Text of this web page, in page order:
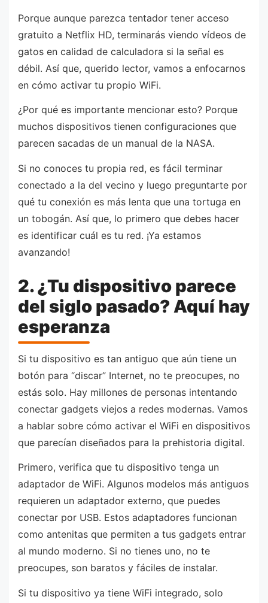
Porque aunque parezca tentador tener acceso
gratuito a Netflix HD, terminarás viendo vídeos de
gatos en calidad de calculadora si la señal es
débil. Así que, querido lector, vamos a enfocarnos
en cómo activar tu propio WiFi.
¿Por qué es importante mencionar esto? Porque
muchos dispositivos tienen configuraciones que
parecen sacadas de un manual de la NASA.
Si no conoces tu propia red, es fácil terminar
conectado a la del vecino y luego preguntarte por
qué tu conexión es más lenta que una tortuga en
un tobogán. Así que, lo primero que debes hacer
es identificar cuál es tu red. ¡Ya estamos
avanzando!
2. ¿Tu dispositivo parece
del siglo pasado? Aquí hay
esperanza
Si tu dispositivo es tan antiguo que aún tiene un
botón para “discar” Internet, no te preocupes, no
estás solo. Hay millones de personas intentando
conectar gadgets viejos a redes modernas. Vamos
a hablar sobre cómo activar el WiFi en dispositivos
que parecían diseñados para la prehistoria digital.
Primero, verifica que tu dispositivo tenga un
adaptador de WiFi. Algunos modelos más antiguos
requieren un adaptador externo, que puedes
conectar por USB. Estos adaptadores funcionan
como antenitas que permiten a tus gadgets entrar
al mundo moderno. Si no tienes uno, no te
preocupes, son baratos y fáciles de instalar.
Si tu dispositivo ya tiene WiFi integrado, solo